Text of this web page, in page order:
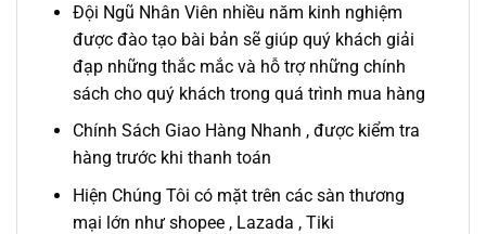
Đội Ngũ Nhân Viên nhiều năm kinh nghiệm
được đào tạo bài bản sẽ giúp quý khách giải
đạp những thắc mắc và hỗ trợ những chính
sách cho quý khách trong quá trình mua hàng
Chính Sách Giao Hàng Nhanh , được kiểm tra
hàng trước khi thanh toán
Hiện Chúng Tôi có mặt trên các sàn thương
mại lớn như shopee , Lazada , Tiki